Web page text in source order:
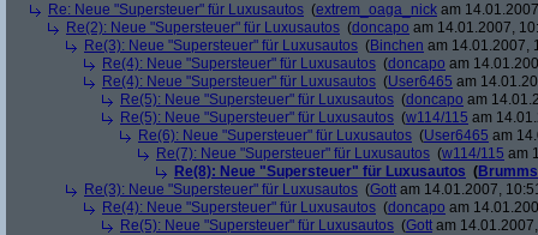
Re: Neue "Supersteuer" für Luxusautos (extrem_oaga_nick am
Re(2): Neue "Supersteuer" für Luxusautos (doncapo am 14.01.2007,
Re(3): Neue "Supersteuer" für Luxusautos (Binchen am 14.01.2007,
Re(4): Neue "Supersteuer" für Luxusautos (doncapo am
Re(4): Neue "Supersteuer" für Luxusautos (User6465 am
Re(5): Neue "Supersteuer" für Luxusautos (doncapo am
Re(5): Neue "Supersteuer" für Luxusautos (w114/115 am
Re(6): Neue "Supersteuer" für Luxusautos (User6465 am
Re(7): Neue "Supersteuer" für Luxusautos (w114/115 am
Re(8): Neue "Supersteuer" für Luxusautos (
Re(3): Neue "Supersteuer" für Luxusautos (Gott am 14.01.2007,
Re(4): Neue "Supersteuer" für Luxusautos (doncapo am
Re(5): Neue "Supersteuer" für Luxusautos (Gott am